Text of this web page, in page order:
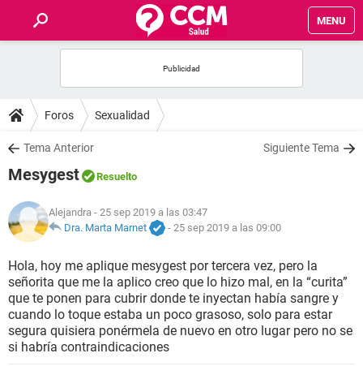
MENU
FOROS
SALUD
FAMILIA
NUTRICIÓN
BIENESTAR
SEXUALIDAD
GLOSARIO
Foros Sexualidad
Tema Anterior Siguiente Tema
Mesygest Resuelto
Alejandra - 25 sep 2019 a las 03:47
Dra. Marta Marnet
- 25 sep 2019 a las 09:00
Hola, hoy me aplique mesygest por tercera vez, pero la
señorita que me la aplico creo que lo hizo mal, en la “curita”
que te ponen para cubrir donde te inyectan había sangre y
cuando lo toque estaba un poco grasoso, solo para estar
segura quisiera ponérmela de nuevo en otro lugar pero no se
si habría contraindicaciones